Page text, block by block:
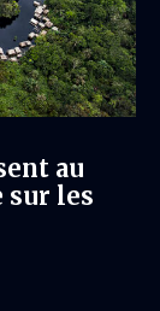
au
sur les